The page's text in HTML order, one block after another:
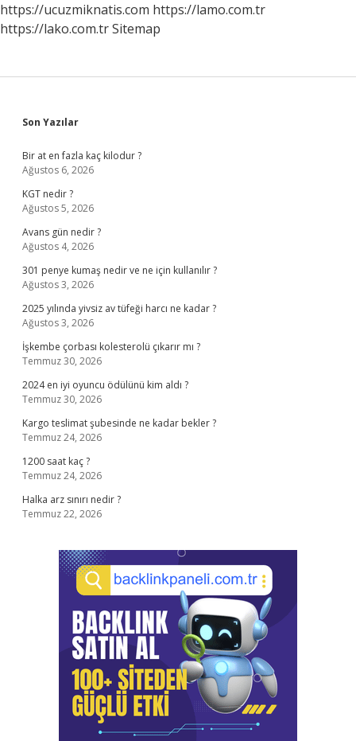
https://ucuzmiknatis.com https://lamo.com.tr
https://lako.com.trSitemap
Sidebar
Son Yazılar
Bir at en fazla kaç kilodur ?
Ağustos 6, 2026
KGT nedir ?
Ağustos 5, 2026
Avans gün nedir ?
Ağustos 4, 2026
301 penye kumaş nedir ve ne için kullanılır ?
Ağustos 3, 2026
2025 yılında yivsiz av tüfeği harcı ne kadar ?
Ağustos 3, 2026
İşkembe çorbası kolesterolü çıkarır mı ?
Temmuz 30, 2026
2024 en iyi oyuncu ödülünü kim aldı ?
Temmuz 30, 2026
Kargo teslimat şubesinde ne kadar bekler ?
Temmuz 24, 2026
1200 saat kaç ?
Temmuz 24, 2026
Halka arz sınırı nedir ?
Temmuz 22, 2026